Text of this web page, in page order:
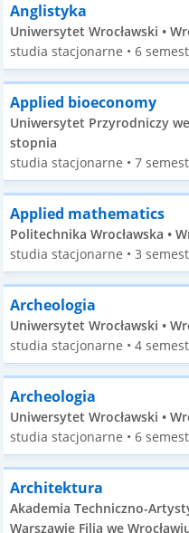
Anglistyka
Uniwersytet Wrocławski •
studia stacjonarne • 6
Applied bioeconomy
Uniwersytet Przyrodniczy we
stopnia
studia stacjonarne • 7
Applied mathematics
Politechnika Wrocławska •
studia stacjonarne • 3
Archeologia
Uniwersytet Wrocławski •
studia stacjonarne • 4
Archeologia
Uniwersytet Wrocławski •
studia stacjonarne • 6
Architektura
Akademia Techniczno-
Warszawie Filia we